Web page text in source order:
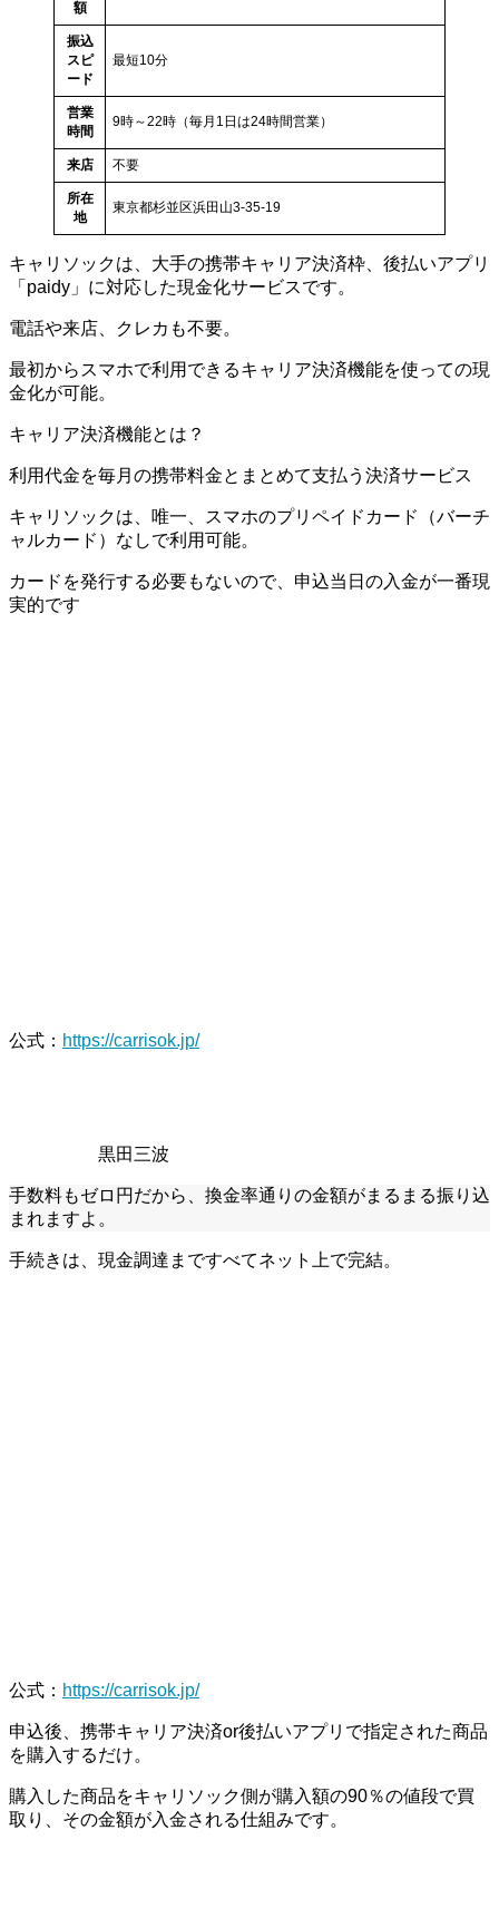
額
振込
スピ
ード
最短10分
営業
時間
9時～22時（毎月1日は24時間営業）
来店 不要
所在
地
東京都杉並区浜田山3-35-19
キャリソックは、大手の携帯キャリア決済枠、後払いアプリ
「paidy」に対応した現金化サービスです。
電話や来店、クレカも不要。
最初からスマホで利用できるキャリア決済機能を使っての現
金化が可能。
キャリア決済機能とは？
利用代金を毎月の携帯料金とまとめて支払う決済サービス
キャリソックは、唯一、スマホのプリペイドカード（バーチ
ャルカード）なしで利用可能。
カードを発行する必要もないので、申込当日の入金が一番現
実的です
公式 ： https://carrisok.jp/
黒田三波
手数料もゼロ円だから、換金率通りの金額がまるまる振り込
まれますよ。
手続きは、現金調達まですべてネット上で完結。
公式 ： https://carrisok.jp/
申込後、携帯キャリア決済or後払いアプリで指定された商品
を購入するだけ。
購入した商品をキャリソック側が購入額の90％の値段で買
取り、その金額が入金される仕組みです。